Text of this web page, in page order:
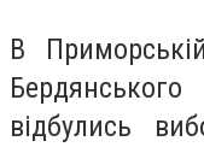
В
відбулись